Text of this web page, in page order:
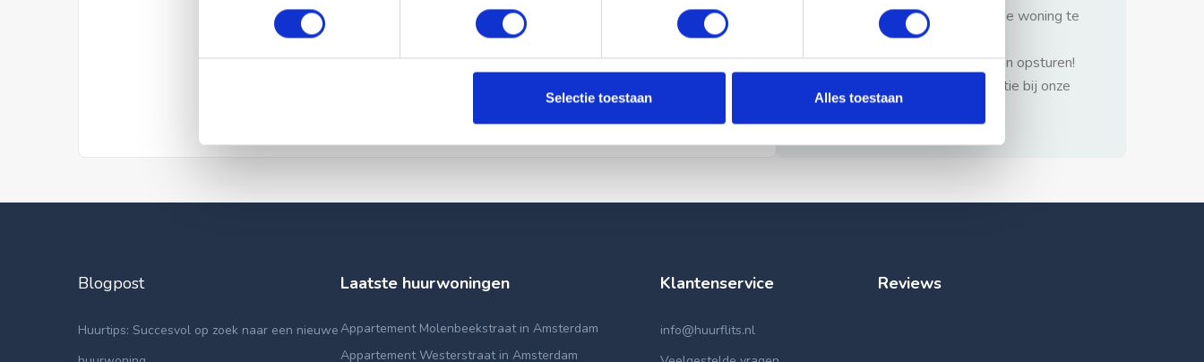
Selectie toestaan Alles toestaan
1: Nooit vooraf betalen zonder de woning te
hebben gezien.
2: Geen persoonlijke documenten opsturen!
3: Meld bij misbruik de advertentie bij onze
klantenservice.
Blogpost
Huurtips: Succesvol op zoek naar een nieuwe
Laatste huurwoningen
Appartement Molenbeekstraat in Amsterdam
Appartement Westerstraat in Amsterdam
Klantenservice
info@huurflits.nl
Reviews